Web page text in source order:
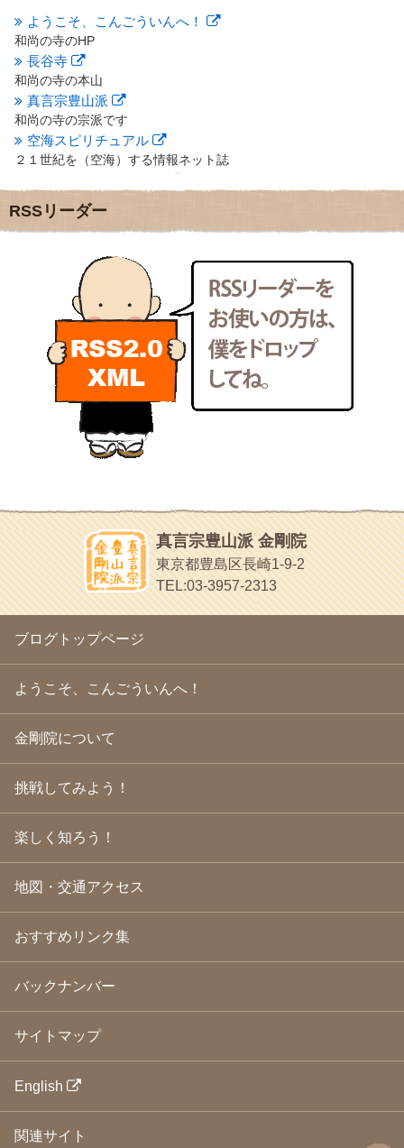
2012年8月
(9)
2012年7月(10)
2012年6月
2012年5月(16)
2012年4月 (16)
2012年3月(17)
2012年2月(20)
2012年1月(25)
2011年11月(28)
2011年10月(31)
2011年9月(24)
2011年7月(18)
2011年6月
2011年5月
(15)
2011年4月(17)
2011年3月(15)
2011年2月
2011年1月(22)
2010年12月(21)
2010年11月
2010年10月(13)
(16)
2010年6月(18)
2010年5月(22)
2010年4月(25)
2010年3月
(22)
2010年2月(23)
2010年1月(23)
(18)
2009年11月
(20)
2009年10月(20)
2009年9月 (20)
2009年6月(22)
2009年5月(20)
2009年4月
(24)
2009年3月(21)
2009年2月(19)
2009年1月(25)
2008年10月
(31)
2008年9月(24)
2008年8月(24)
2008年5月(21)
(24)
2008年2月 (21)
2008年1月(23)
2007年12月
2007年9月
ようこそ、こんごういんへ！
和尚の寺のHP
長谷寺
和尚の寺の本山
真言宗豊山派
和尚の寺の宗派です
空海スピリチュアル
２１世紀を（空海）する情報ネット誌
地域のライターさんです
小豆島 圓満寺
新聞屋の道具箱
新聞社で使われる用語の解説など
makotoさんの御符内巡礼記
東京の巡礼記です
POLYHEDON
いろいろなことが書いてあるよ
bunchan
あちこち行って！
目白鍼灸院
日本人の繊細な体質にあわせた、やさしく気持ちよい鍼灸治療で
ほうげん日記
放言じゃなくて和尚さんの名前だよ
面白いサイトみつけたよ。
ヘェ～という感じ
chocolab.Air♪DIALY
ラブラドールのワンちゃんがかわいいよ
RSSリーダー
真言宗豊山派 金剛院
東京都豊島区長崎1-9-2
TEL:03-3957-2313
ブログトップページ
ようこそ、こんごういんへ！
金剛院について
挑戦してみよう！
楽しく知ろう！
地図・交通アクセス
おすすめリンク集
バックナンバー
サイトマップ
English
関連サイト